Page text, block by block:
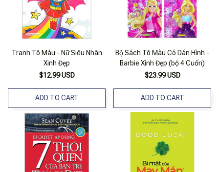
Tranh Tô Màu - Nữ Siêu Nhân
Xinh Đẹp
$12.99 USD
ADD TO CART
Bộ Sách Tô Màu Có Dán Hình -
Barbie Xinh Đẹp (bộ 4 Cuốn)
$23.99 USD
ADD TO CART